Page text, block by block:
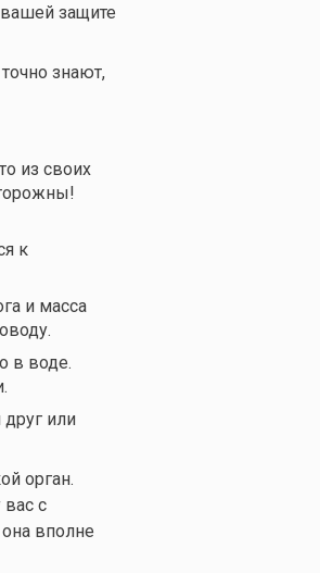
защите
знают,
из своих
к
и масса
в воде.
или
орган.
с
вполне